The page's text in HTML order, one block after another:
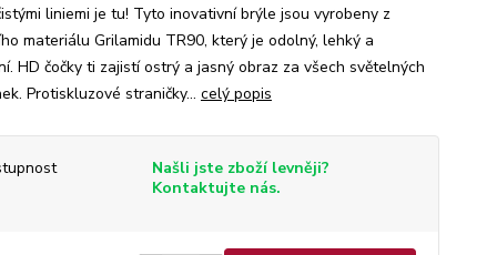
liniemi je tu! Tyto inovativní brýle jsou vyrobeny z
materiálu Grilamidu TR90, který je odolný, lehký a
HD čočky ti zajistí ostrý a jasný obraz za všech světelných
Protiskluzové straničky... celý popis
Našli jste zboží levněji?
Kontaktujte nás.